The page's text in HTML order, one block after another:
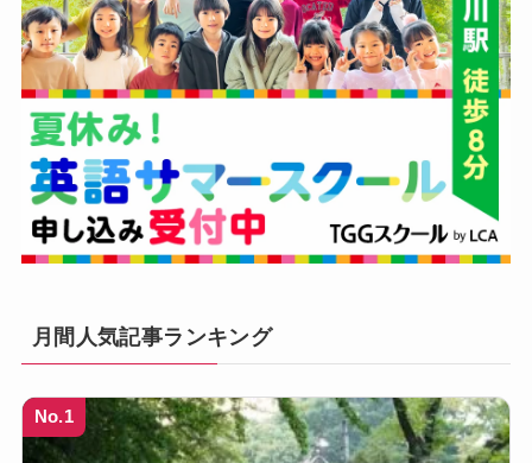
月間人気記事ランキング
No.1